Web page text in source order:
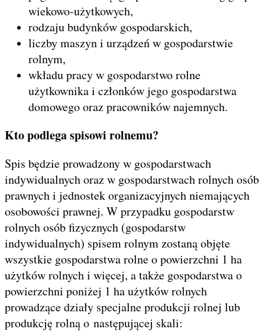
wiekowo-użytkowych,
rodzaju budynków gospodarskich,
liczby maszyn i urządzeń w gospodarstwie
rolnym,
wkładu pracy w gospodarstwo rolne
użytkownika i członków jego gospodarstwa
domowego oraz pracowników najemnych.
Kto podlega spisowi rolnemu?
Spis będzie prowadzony w gospodarstwach
indywidualnych oraz w gospodarstwach rolnych osób
prawnych i jednostek organizacyjnych niemających
osobowości prawnej. W przypadku gospodarstw
rolnych osób fizycznych (gospodarstw
indywidualnych) spisem rolnym zostaną objęte
wszystkie gospodarstwa rolne o powierzchni 1 ha
użytków rolnych i więcej, a także gospodarstwa o
powierzchni poniżej 1 ha użytków rolnych
prowadzące działy specjalne produkcji rolnej lub
produkcję rolną o następującej skali: